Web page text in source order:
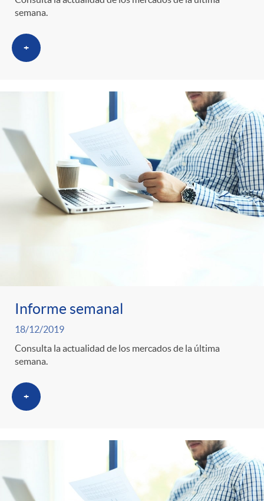
semana.
+
Informe semanal
18/12/2019
Consulta la actualidad de los mercados de la última
semana.
+